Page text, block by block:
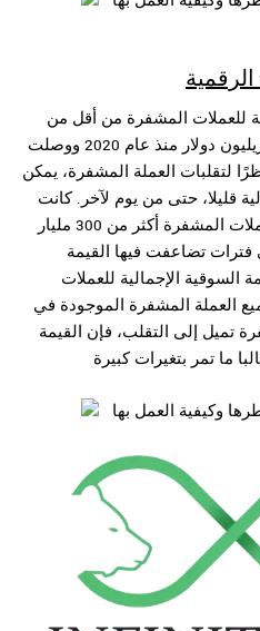
للعملات المشفرة من أقل من
200 مليار دولار إلى أكثر من 3 تريليون دولار منذ عام 2020 ووصلت
المشفرة، يمكن
قليلا، حتى من يوم لآخر. كانت
هناك أوقات خسر فيها سوق العملات المشفرة أكثر من 300 مليار
فترات تضاعفت فيها القيمة
الإجمالية للعملات
العملة المشفرة الموجودة في
تميل إلى التقلب، فإن القيمة
ما تمر بتغيرات كبيرة